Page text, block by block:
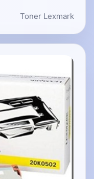
Toner Lexmark